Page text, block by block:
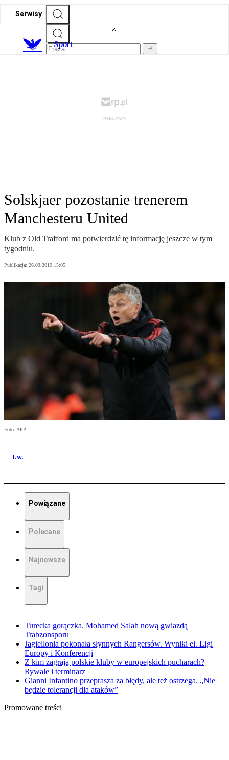
Serwisy
Sport
Solskjaer pozostanie trenerem
Manchesteru United
Klub z Old Trafford ma potwierdzić tę informację jeszcze w tym
tygodniu.
Publikacja: 26.03.2019 15:05
Foto: AFP
t.w.
Powiązane
Polecane
Najnowsze
Tagi
Turecka gorączka. Mohamed Salah nową gwiazdą
Trabzonsporu
Jagiellonia pokonała słynnych Rangersów. Wyniki el. Ligi
Europy i Konferencji
Z kim zagrają polskie kluby w europejskich pucharach?
Rywale i terminarz
Gianni Infantino przeprasza za błędy, ale też ostrzega. „Nie
będzie tolerancji dla ataków”
Promowane treści